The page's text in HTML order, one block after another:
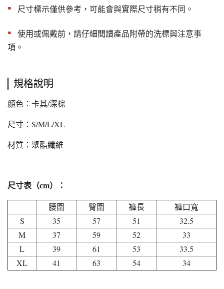
▪︎ 尺寸標示僅供參考，可能會與實際尺寸稍有不同。
▪︎ 使用或佩戴前，請仔細閱讀產品附帶的洗標與注意事
項。
規格說明
顏色：卡其/深棕
尺寸：S/M/L/XL
材質：聚酯纖維
尺寸表（cm）：
腰圍 臀圍 褲長
褲口寬
S
35 57 51
32.5
M
37 59 52
33
L
39 61 53
33.5
XL
41 63 54 34